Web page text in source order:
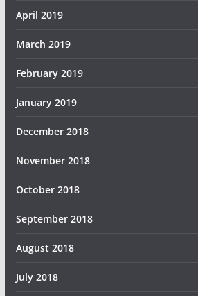
April 2019
March 2019
February 2019
January 2019
December 2018
November 2018
October 2018
September 2018
August 2018
July 2018